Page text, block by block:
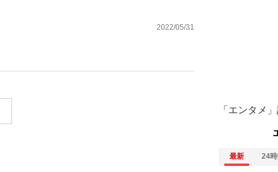
「敗因分析は一切聞かれなかった」侍ジャパン選手が証言した
2022/05/31
「エンタメ
最新 24時